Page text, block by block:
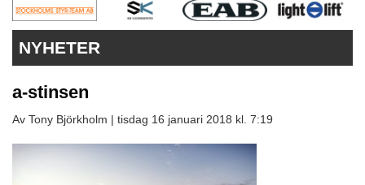
ANNONSERA
KONTAKT
NYHETER
a-stinsen
Av Tony Björkholm | tisdag 16 januari 2018 kl. 7:19